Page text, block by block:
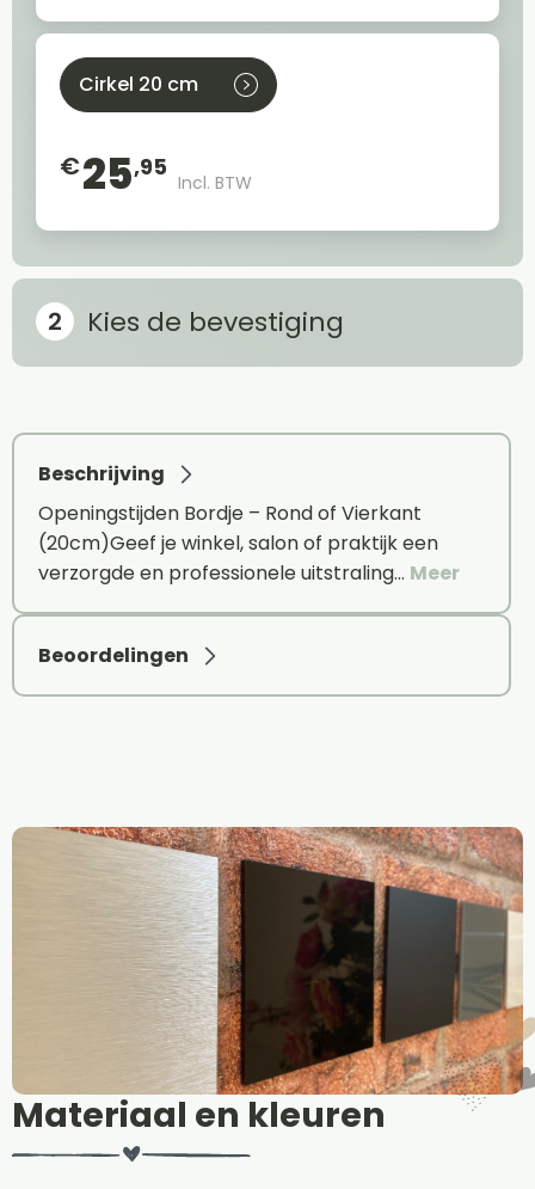
Cirkel 20 cm
€25,95
Incl. BTW
Kies de bevestiging
Beschrijving
Openingstijden Bordje – Rond of Vierkant
(20cm)Geef je winkel, salon of praktijk een
verzorgde en professionele uitstraling… Meer
Beoordelingen
Materiaal en kleuren